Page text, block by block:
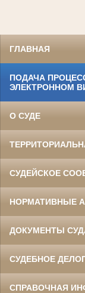
ГЛАВНАЯ
ПОДАЧА
ЭЛЕКТРОННОМ
О СУДЕ
СУДЕЙСКОЕ
НОРМАТИВНЫЕ
ДОКУМЕНТЫ
СУДЕБНОЕ
СПРАВОЧНАЯ